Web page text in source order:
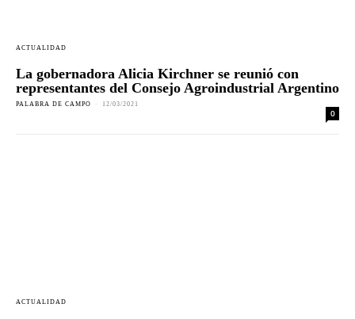
ACTUALIDAD
La gobernadora Alicia Kirchner se reunió con
representantes del Consejo Agroindustrial Argentino
PALABRA DE CAMPO - 12/03/2021
0
ACTUALIDAD